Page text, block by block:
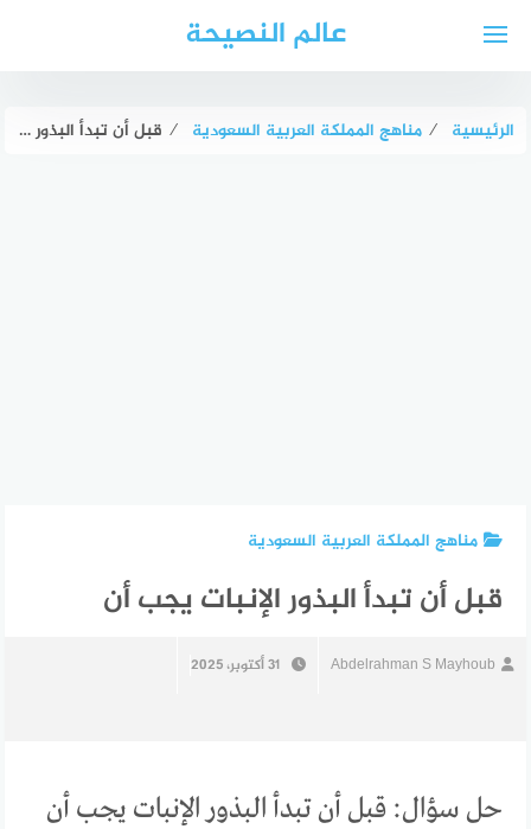
عالم النصيحة
الرئيسية ⁄ مناهج المملكة العربية السعودية ⁄ قبل أن تبدأ البذور الإنبات يجب أن
مناهج المملكة العربية السعودية
قبل أن تبدأ البذور الإنبات يجب أن
Abdelrahman S Mayhoub 31 أكتوبر، 2025
حل سؤال: قبل أن تبدأ البذور الإنبات يجب أن